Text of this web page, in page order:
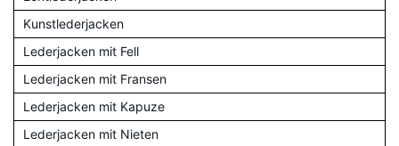
Kunstlederjacken
Lederjacken mit Fell
Lederjacken mit Fransen
Lederjacken mit Kapuze
Lederjacken mit Nieten